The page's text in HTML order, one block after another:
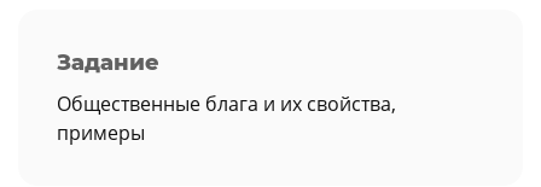
Задание
Общественные блага и их свойства,
примеры